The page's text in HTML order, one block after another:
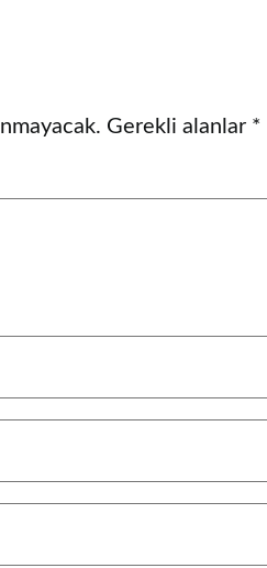
Gerekli alanlar *